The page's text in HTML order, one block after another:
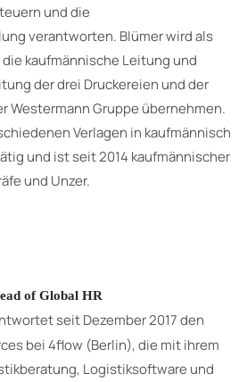
und die
verantworten. Blümer wird als
kaufmännische Leitung und
der drei Druckereien und der
Westermann Gruppe übernehmen.
Verlagen in kaufmännisch
und ist seit 2014 kaufmännischer
und Unzer.
of Global HR
seit Dezember 2017 den
bei 4flow (Berlin), die mit ihrem
Logistiksoftware und